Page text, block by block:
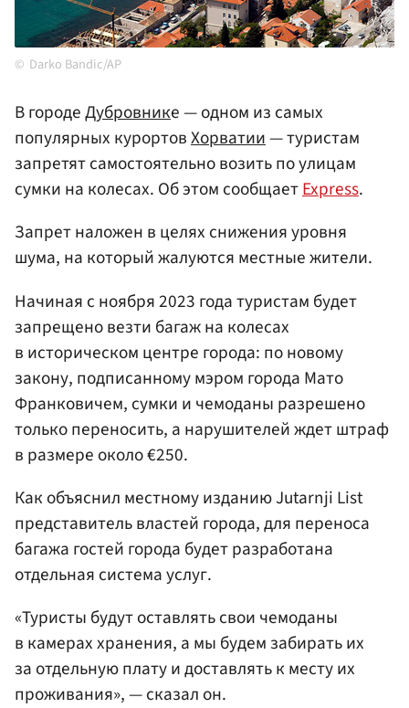
Darko Bandic/AP
В городеДубровнике — одном из самых
популярных курортовХорватии— туристам
запретят самостоятельно возить по улицам
сумки на колесах. Об этом сообщаетExpress.
Запрет наложен в целях снижения уровня
шума, на который жалуются местные жители.
Начиная с ноября 2023 года туристам будет
запрещено везти багаж на колесах
в историческом центре города: по новому
закону, подписанному мэром города Мато
Франковичем, сумки и чемоданы разрешено
только переносить, а нарушителей ждет штраф
в размере около €250.
Как объяснил местному изданию Jutarnji List
представитель властей города, для переноса
багажа гостей города будет разработана
отдельная система услуг.
«Туристы будут оставлять свои чемоданы
в камерах хранения, а мы будем забирать их
за отдельную плату и доставлять к месту их
проживания», — сказал он.